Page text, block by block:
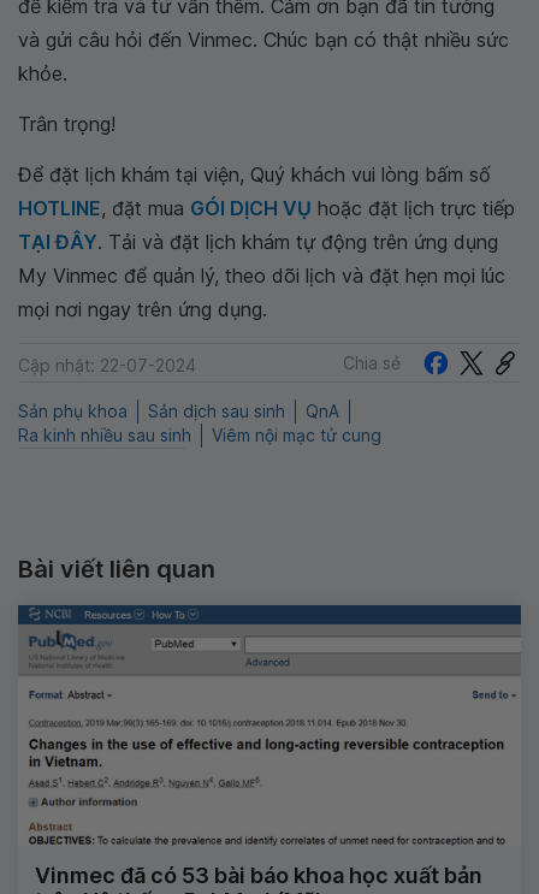
để kiểm tra và tư vấn thêm. Cảm ơn bạn đã tin tưởng
và gửi câu hỏi đến Vinmec. Chúc bạn có thật nhiều sức
khỏe.
Trân trọng!
Để đặt lịch khám tại viện, Quý khách vui lòng bấm số
HOTLINE, đặt mua GÓI DỊCH VỤ hoặc đặt lịch trực tiếp
TẠI ĐÂY. Tải và đặt lịch khám tự động trên ứng dụng
My Vinmec để quản lý, theo dõi lịch và đặt hẹn mọi lúc
mọi nơi ngay trên ứng dụng.
Cập nhật: 22-07-2024 Chia sẻ
Sản phụ khoa Sản dịch sau sinh
QnA
Ra kinh nhiều sau sinh
Viêm nội mạc tử cung
Bài viết liên quan
Vinmec đã có 53 bài báo khoa học xuất bản